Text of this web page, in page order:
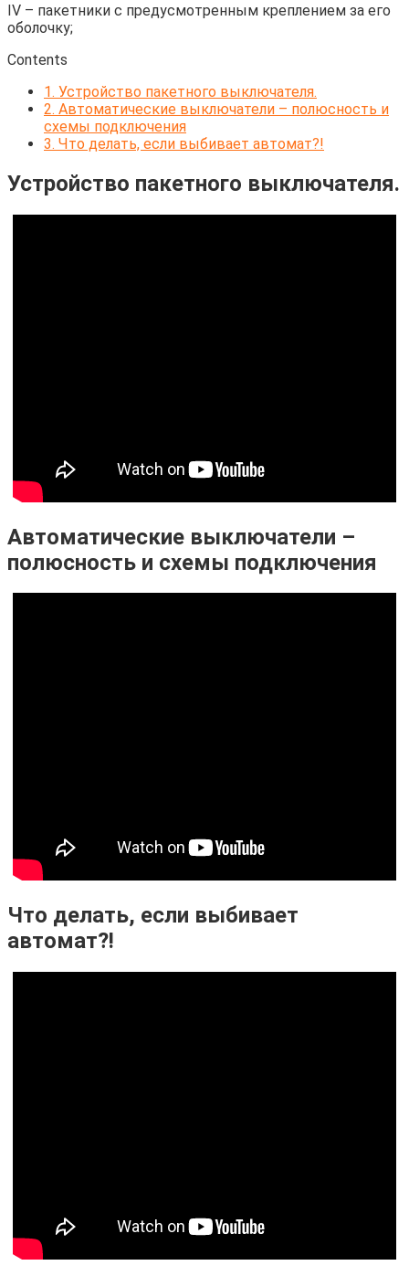
IV – пакетники с предусмотренным креплением за его
оболочку;
Contents
1. Устройство пакетного выключателя.
2. Автоматические выключатели – полюсность и
схемы подключения
3. Что делать, если выбивает автомат?!
Устройство пакетного выключателя.
Автоматические выключатели –
полюсность и схемы подключения
Что делать, если выбивает
автомат?!